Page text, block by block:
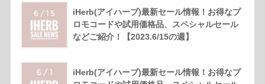
iHerb(アイハーブ)最新セール情報！お得なプ
ロモコードや試用価格品、スペシャルセール
などご紹介！【2023.6/15の週】
iHerb(アイハーブ)最新セール情報！お得なプ